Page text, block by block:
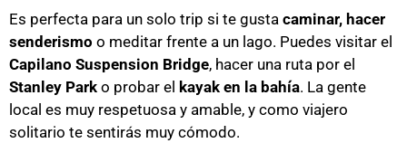
Es perfecta para un solo trip si te gusta caminar, hacer
senderismo o meditar frente a un lago. Puedes visitar el
Capilano Suspension Bridge, hacer una ruta por el
Stanley Park o probar el kayak en la bahía. La gente
local es muy respetuosa y amable, y como viajero
solitario te sentirás muy cómodo.